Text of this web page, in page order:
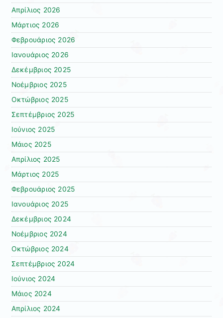
Απρίλιος 2026
Μάρτιος 2026
Φεβρουάριος 2026
Ιανουάριος 2026
Δεκέμβριος 2025
Νοέμβριος 2025
Οκτώβριος 2025
Σεπτέμβριος 2025
Ιούνιος 2025
Μάιος 2025
Απρίλιος 2025
Μάρτιος 2025
Φεβρουάριος 2025
Ιανουάριος 2025
Δεκέμβριος 2024
Νοέμβριος 2024
Οκτώβριος 2024
Σεπτέμβριος 2024
Ιούνιος 2024
Μάιος 2024
Απρίλιος 2024